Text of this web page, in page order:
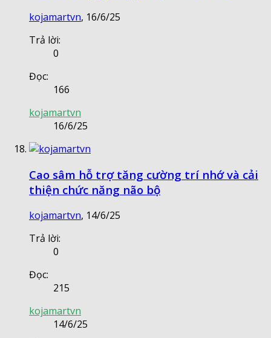
kojamartvn, 16/6/25
Trả lời:
0
Đọc:
166
kojamartvn
16/6/25
Cao sâm hỗ trợ tăng cường trí nhớ và cải
thiện chức năng não bộ
kojamartvn, 14/6/25
Trả lời:
0
Đọc:
215
kojamartvn
14/6/25